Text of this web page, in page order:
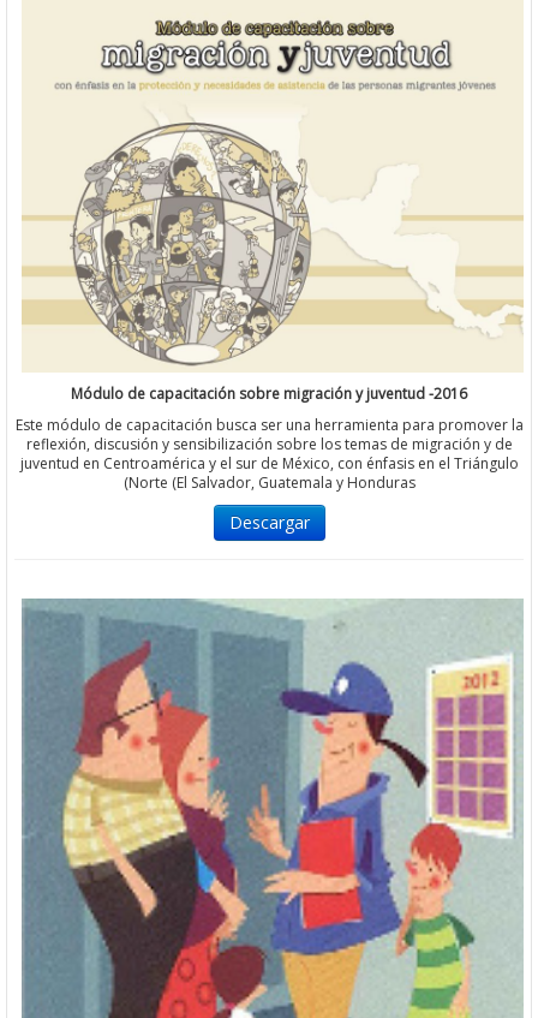
Módulo de capacitación sobre migración y juventud -2016
Este módulo de capacitación busca ser una herramienta para
reflexión, discusión y sensibilización sobre los temas de
juventud en Centroamérica y el sur de México, con énfasis en el
Norte (El Salvador, Guatemala y Honduras)
Descargar